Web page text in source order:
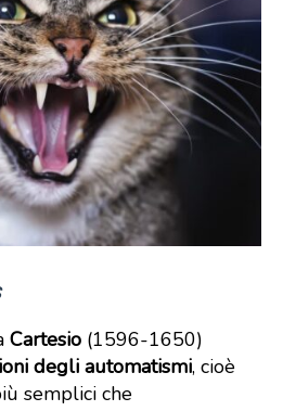
Cartesio (1596-1650)
degli automatismi, cioè
semplici che